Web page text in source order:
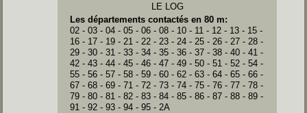
LE LOG
Les départements contactés en 80 m:
02 - 03 - 04 - 05 - 06 - 08 - 10 - 11 - 12 - 13 - 15 -
16 - 17 - 19 - 21 - 22 - 23 - 24 - 25 - 26 - 27 - 28 -
29 - 30 - 31 - 33 - 34 - 35 - 36 - 37 - 38 - 40 - 41 -
42 - 43 - 44 - 45 - 46 - 47 - 49 - 50 - 51 - 52 - 54 -
55 - 56 - 57 - 58 - 59 - 60 - 62 - 63 - 64 - 65 - 66 -
67 - 68 - 69 - 71 - 72 - 73 - 74 - 75 - 76 - 77 - 78 -
79 - 80 - 81 - 82 - 83 - 84 - 85 - 86 - 87 - 88 - 89 -
91 - 92 - 93 - 94 - 95 - 2A